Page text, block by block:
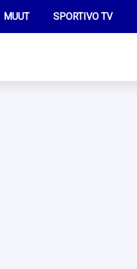
MUUT SPORTIVO TV